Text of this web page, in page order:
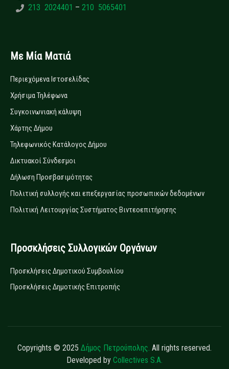
213 2024401 – 210 5065401
Με Μία Ματιά
Περιεχόμενα Ιστοσελίδας
Χρήσιμα Τηλέφωνα
Συγκοινωνιακή κάλυψη
Χάρτης Δήμου
Τηλεφωνικός Κατάλογος Δήμου
Δικτυακοί Σύνδεσμοι
Δήλωση Προσβασιμότητας
Πολιτική συλλογής και επεξεργασίας προσωπικών δεδομένων
Πολιτική Λειτουργίας Συστήματος Βιντεοεπιτήρησης
Προσκλήσεις Συλλογικών Οργάνων
Προσκλήσεις Δημοτικού Συμβουλίου
Προσκλήσεις Δημοτικής Επιτροπής
Copyrights © 2025 Δήμος Πετρούπολης. All rights reserved.
Developed by Collectives S.A.